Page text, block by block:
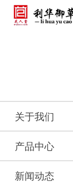
关于我们
产品中心
新闻动态